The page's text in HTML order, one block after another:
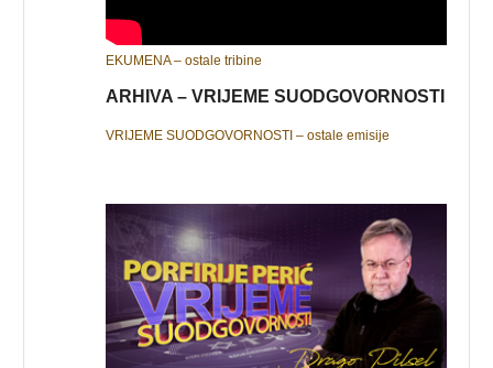
EKUMENA – ostale tribine
ARHIVA – VRIJEME SUODGOVORNOSTI
VRIJEME SUODGOVORNOSTI – ostale emisije